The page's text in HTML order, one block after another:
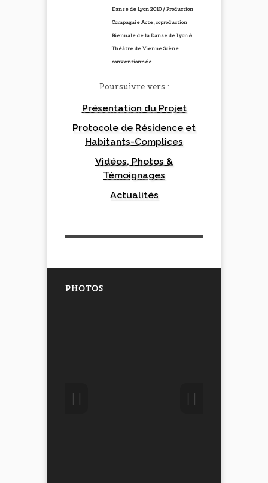
Danse de Lyon 2010 / Production
Compagnie Acte, coproduction
Biennale de la Danse de Lyon &
Théâtre de Vienne Scène
conventionnée.
Poursuivre vers :
Présentation du Projet
Protocole de Résidence et
Habitants-Complices
Vidéos, Photos &
Témoignages
Actualités
PHOTOS